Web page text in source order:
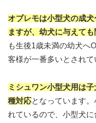
オブレモは小型犬の成
ますが、幼犬に与えて
も生後1歳未満の幼犬へ
客様が一番多いとされて
ミシュワン小型犬用は
種対応となっています
れているので、小型犬